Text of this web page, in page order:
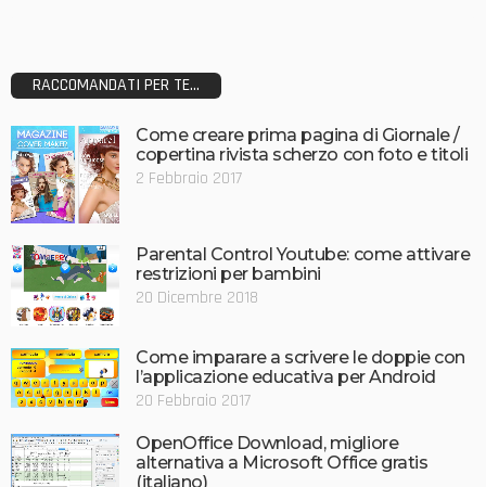
RACCOMANDATI PER TE...
Come creare prima pagina di Giornale /
copertina rivista scherzo con foto e titoli
2 Febbraio 2017
Parental Control Youtube: come attivare
restrizioni per bambini
20 Dicembre 2018
Come imparare a scrivere le doppie con
l’applicazione educativa per Android
20 Febbraio 2017
OpenOffice Download, migliore
alternativa a Microsoft Office gratis
(italiano)